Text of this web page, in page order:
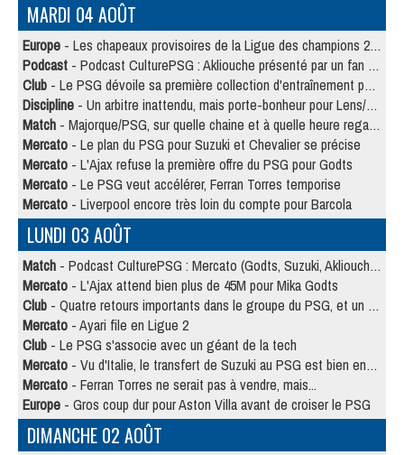
MARDI 04 AOÛT
Europe - Les chapeaux provisoires de la Ligue des champions 2026/27
Podcast - Podcast CulturePSG : Akliouche présenté par un fan de Monaco
Club - Le PSG dévoile sa première collection d'entraînement pour 2026/2027
Discipline - Un arbitre inattendu, mais porte-bonheur pour Lens/PSG
Match - Majorque/PSG, sur quelle chaine et à quelle heure regarder le match ?
Mercato - Le plan du PSG pour Suzuki et Chevalier se précise
Mercato - L'Ajax refuse la première offre du PSG pour Godts
Mercato - Le PSG veut accélérer, Ferran Torres temporise
Mercato - Liverpool encore très loin du compte pour Barcola
LUNDI 03 AOÛT
Match - Podcast CulturePSG : Mercato (Godts, Suzuki, Akliouche, Barcola, etc)
Mercato - L'Ajax attend bien plus de 45M pour Mika Godts
Club - Quatre retours importants dans le groupe du PSG, et un plus discret
Mercato - Ayari file en Ligue 2
Club - Le PSG s'associe avec un géant de la tech
Mercato - Vu d'Italie, le transfert de Suzuki au PSG est bien engagé
Mercato - Ferran Torres ne serait pas à vendre, mais...
Europe - Gros coup dur pour Aston Villa avant de croiser le PSG
DIMANCHE 02 AOÛT